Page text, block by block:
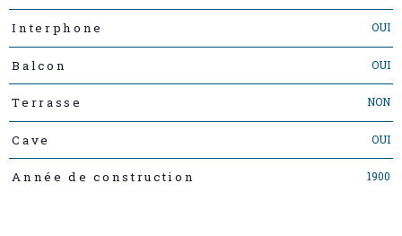
Interphone OUI
Balcon OUI
Terrasse NON
Cave OUI
Année de construction 1900